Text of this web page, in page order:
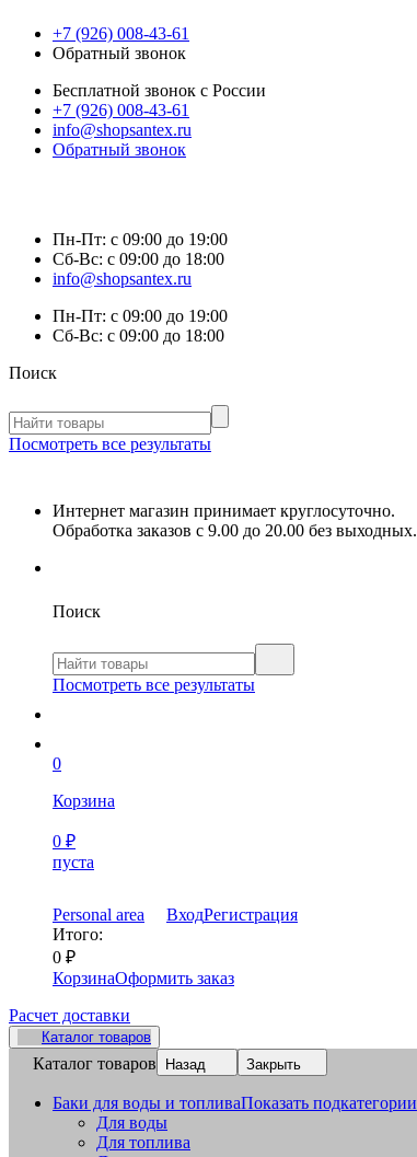
+7 (926) 008-43-61
Обратный звонок
Бесплатной звонок с России
+7 (926) 008-43-61
info@shopsantex.ru
Обратный звонок
Пн-Пт: с 09:00 до 19:00
Сб-Вс: с 09:00 до 18:00
info@shopsantex.ru
Пн-Пт: с 09:00 до 19:00
Сб-Вс: с 09:00 до 18:00
Поиск
Посмотреть все результаты
Интернет магазин принимает круглосуточно.
Обработка заказов с 9.00 до 20.00 без выходных.
Поиск
Посмотреть все результаты
0
Корзина
0 ₽
пуста
Personal area ВходРегистрация
Итого:
0 ₽
КорзинаОформить заказ
Расчет доставки
Каталог товаров
Каталог товаров Назад Закрыть
Баки для воды и топливаПоказать подкатегории
Для воды
Для топлива